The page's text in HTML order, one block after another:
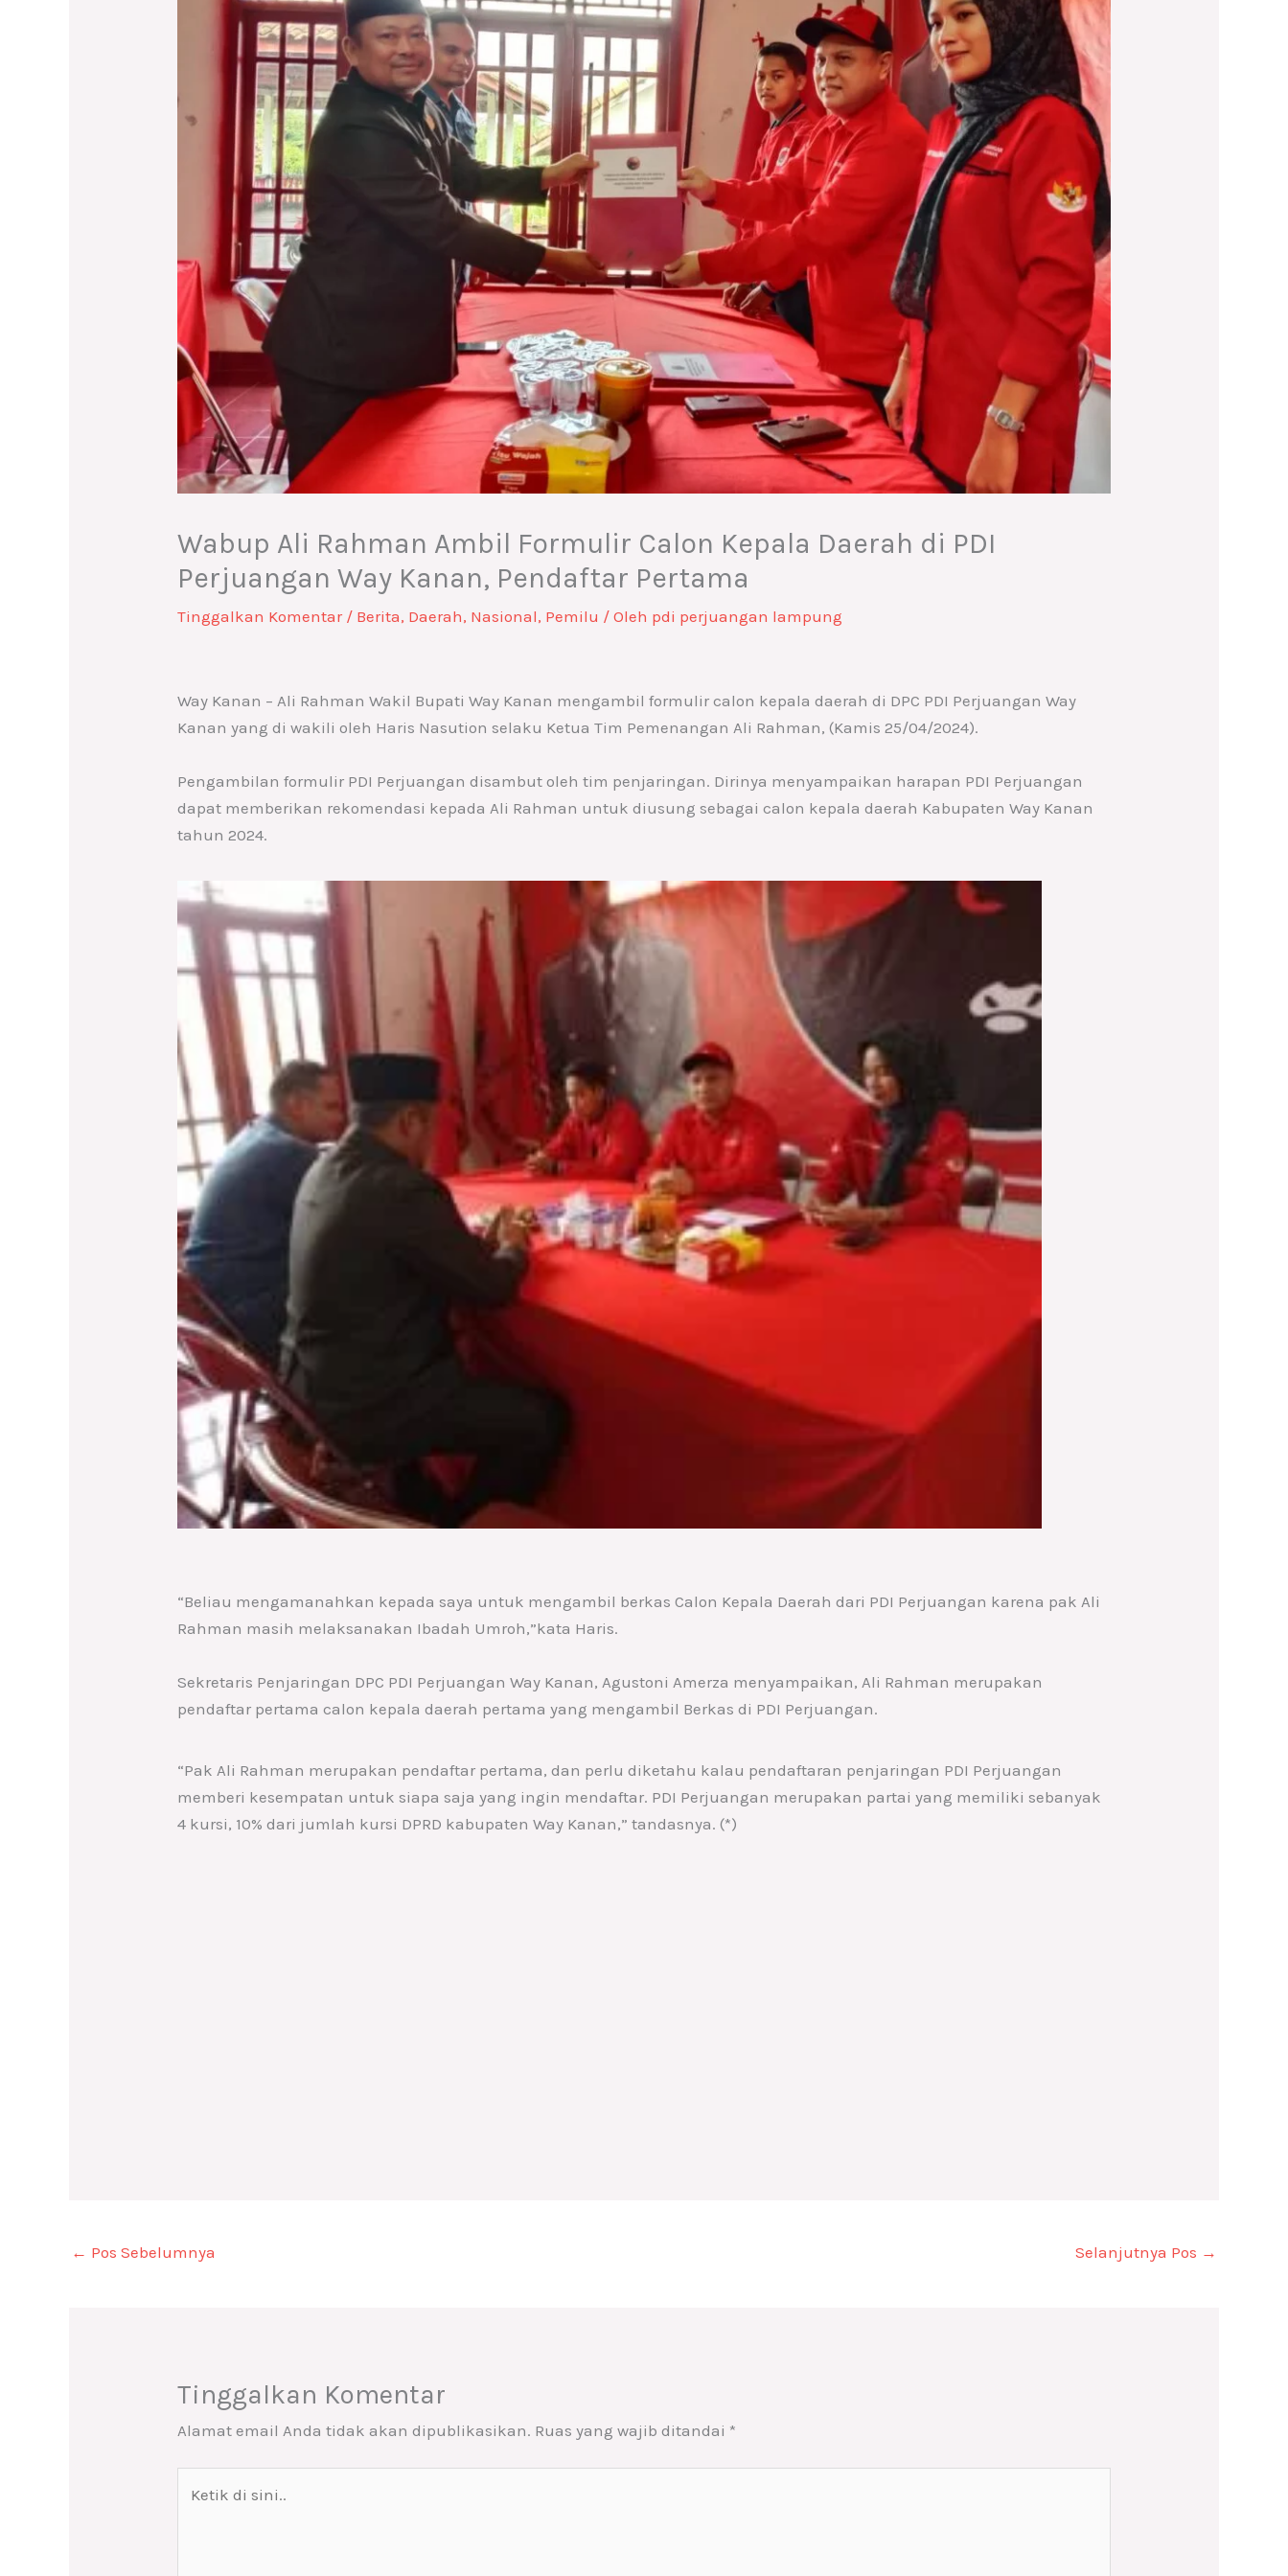
Wabup Ali Rahman Ambil Formulir Calon Kepala Daerah di PDI
Perjuangan Way Kanan, Pendaftar Pertama
Tinggalkan Komentar / Berita, Daerah, Nasional, Pemilu / Oleh pdi perjuangan lampung
Way Kanan – Ali Rahman Wakil Bupati Way Kanan mengambil formulir calon kepala daerah di DPC PDI Perjuangan Way
Kanan yang di wakili oleh Haris Nasution selaku Ketua Tim Pemenangan Ali Rahman, (Kamis 25/04/2024).
Pengambilan formulir PDI Perjuangan disambut oleh tim penjaringan. Dirinya menyampaikan harapan PDI Perjuangan
dapat memberikan rekomendasi kepada Ali Rahman untuk diusung sebagai calon kepala daerah Kabupaten Way Kanan
tahun 2024.
“Beliau mengamanahkan kepada saya untuk mengambil berkas Calon Kepala Daerah dari PDI Perjuangan karena pak Ali
Rahman masih melaksanakan Ibadah Umroh,”kata Haris.
Sekretaris Penjaringan DPC PDI Perjuangan Way Kanan, Agustoni Amerza menyampaikan, Ali Rahman merupakan
pendaftar pertama calon kepala daerah pertama yang mengambil Berkas di PDI Perjuangan.
“Pak Ali Rahman merupakan pendaftar pertama, dan perlu diketahu kalau pendaftaran penjaringan PDI Perjuangan
memberi kesempatan untuk siapa saja yang ingin mendaftar. PDI Perjuangan merupakan partai yang memiliki sebanyak
4 kursi, 10% dari jumlah kursi DPRD kabupaten Way Kanan,” tandasnya. (*)
← Pos Sebelumnya Selanjutnya Pos →
Tinggalkan Komentar
Alamat email Anda tidak akan dipublikasikan. Ruas yang wajib ditandai *